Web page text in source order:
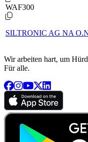
WAF300
SILTRONIC AG NA
Wir arbeiten hart, um
Für alle.